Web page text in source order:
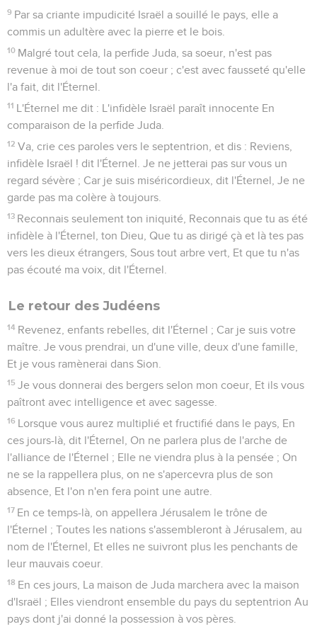
9 Par sa criante impudicité Israël a souillé le pays, elle a
commis un adultère avec la pierre et le bois.
10 Malgré tout cela, la perfide Juda, sa soeur, n'est pas
revenue à moi de tout son coeur ; c'est avec fausseté qu'elle
l'a fait, dit l'Éternel.
11 L'Éternel me dit : L'infidèle Israël paraît innocente En
comparaison de la perfide Juda.
12 Va, crie ces paroles vers le septentrion, et dis : Reviens,
infidèle Israël ! dit l'Éternel. Je ne jetterai pas sur vous un
regard sévère ; Car je suis miséricordieux, dit l'Éternel, Je ne
garde pas ma colère à toujours.
13 Reconnais seulement ton iniquité, Reconnais que tu as été
infidèle à l'Éternel, ton Dieu, Que tu as dirigé çà et là tes pas
vers les dieux étrangers, Sous tout arbre vert, Et que tu n'as
pas écouté ma voix, dit l'Éternel.
Le retour des Judéens
14 Revenez, enfants rebelles, dit l'Éternel ; Car je suis votre
maître. Je vous prendrai, un d'une ville, deux d'une famille,
Et je vous ramènerai dans Sion.
15 Je vous donnerai des bergers selon mon coeur, Et ils vous
paîtront avec intelligence et avec sagesse.
16 Lorsque vous aurez multiplié et fructifié dans le pays, En
ces jours-là, dit l'Éternel, On ne parlera plus de l'arche de
l'alliance de l'Éternel ; Elle ne viendra plus à la pensée ; On
ne se la rappellera plus, on ne s'apercevra plus de son
absence, Et l'on n'en fera point une autre.
17 En ce temps-là, on appellera Jérusalem le trône de
l'Éternel ; Toutes les nations s'assembleront à Jérusalem, au
nom de l'Éternel, Et elles ne suivront plus les penchants de
leur mauvais coeur.
18 En ces jours, La maison de Juda marchera avec la maison
d'Israël ; Elles viendront ensemble du pays du septentrion Au
pays dont j'ai donné la possession à vos pères.